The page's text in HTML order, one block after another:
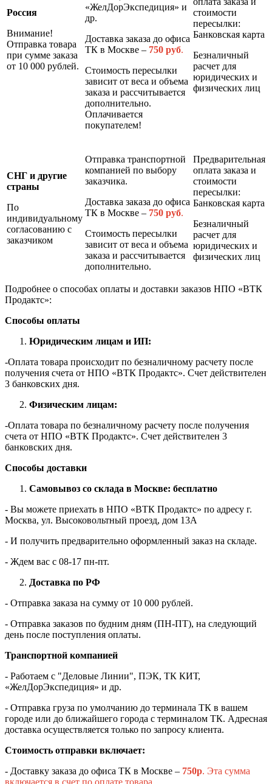
Россия
Внимание!
Отправка товара
при сумме заказа
от 10 000 рублей.
«ЖелДорЭкспедиция» и
др.
Доставка заказа до офиса
ТК в Москве – 750 руб.
Стоимость пересылки
зависит от веса и объема
заказа и рассчитывается
дополнительно.
Оплачивается
покупателем!
стоимости
пересылки:
Банковская карта
Безналичный
расчет для
юридических и
физических лиц
СНГ и другие
страны
По
индивидуальному
согласованию с
заказчиком
Отправка транспортной
компанией по выбору
заказчика.
Доставка заказа до офиса
ТК в Москве – 750 руб.
Стоимость пересылки
зависит от веса и объема
заказа и рассчитывается
дополнительно.
Предварительная
оплата заказа и
стоимости
пересылки:
Банковская карта
Безналичный
расчет для
юридических и
физических лиц
Подробнее о способах оплаты и доставки заказов НПО «ВТК
Продактс»:
Способы оплаты
Юридическим лицам и ИП:
-Оплата товара происходит по безналичному расчету после
получения счета от НПО «ВТК Продактс». Счет действителен
3 банковских дня.
Физическим лицам:
-Оплата товара по безналичному расчету после получения
счета от НПО «ВТК Продактс». Счет действителен 3
банковских дня.
Способы доставки
Самовывоз со склада в Москве: бесплатно
- Вы можете приехать в НПО «ВТК Продактс» по адресу г.
Москва, ул. Высоковольтный проезд, дом 13А
- И получить предварительно оформленный заказ на складе.
- Ждем вас c 08-17 пн-пт.
Доставка по РФ
- Отправка заказа на сумму от 10 000 рублей.
- Отправка заказов по будним дням (ПН-ПТ), на следующий
день после поступления оплаты.
Транспортной компанией
- Работаем с "Деловые Линии", ПЭК, ТК КИТ,
«ЖелДорЭкспедиция» и др.
- Отправка груза по умолчанию до терминала ТК в вашем
городе или до ближайшего города с терминалом ТК. Адресная
доставка осуществляется только по запросу клиента.
Стоимость отправки включает:
- Доставку заказа до офиса ТК в Москве – 750р. Эта сумма
включается в счет по оплате товара.